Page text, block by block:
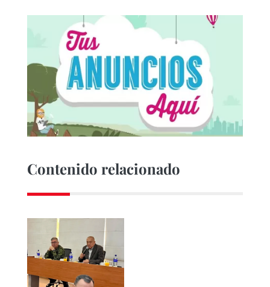
Contenido relacionado